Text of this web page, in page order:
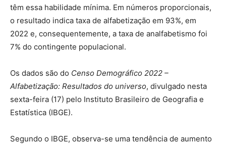
têm essa habilidade mínima. Em números proporcionais,
o resultado indica taxa de alfabetização em 93%, em
2022 e, consequentemente, a taxa de analfabetismo foi
7% do contingente populacional.
Os dados são do Censo Demográfico 2022 –
Alfabetização: Resultados do universo, divulgado nesta
sexta-feira (17) pelo Instituto Brasileiro de Geografia e
Estatística (IBGE).
Segundo o IBGE, observa-se uma tendência de aumento